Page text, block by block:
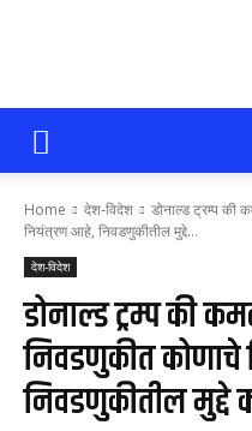
Home देश-विदेश
डोनाल्ड ट्रम्प की
नियंत्रण आहे, निवडणुकीतील मुद्दे...
देश-विदेश
डोनाल्ड ट्रम्प की
निवडणुकीत
निवडणुकीतील